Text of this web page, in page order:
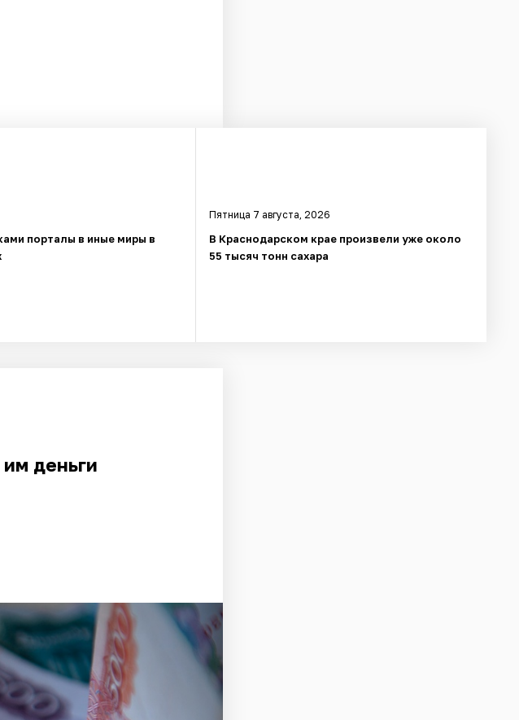
порталы в иные миры в
Пятница 7 августа, 2026
В Краснодарском крае произвели уже около
55 тысяч тонн сахара
деньги